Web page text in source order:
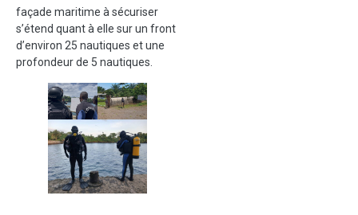
façade maritime à sécuriser
s’étend quant à elle sur un front
d’environ 25 nautiques et une
profondeur de 5 nautiques.